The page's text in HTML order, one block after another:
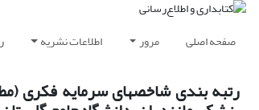
صفحه اصلی مرور اطلاعات نشریه
رتبه بندی شاخصهای سرمایه فکری